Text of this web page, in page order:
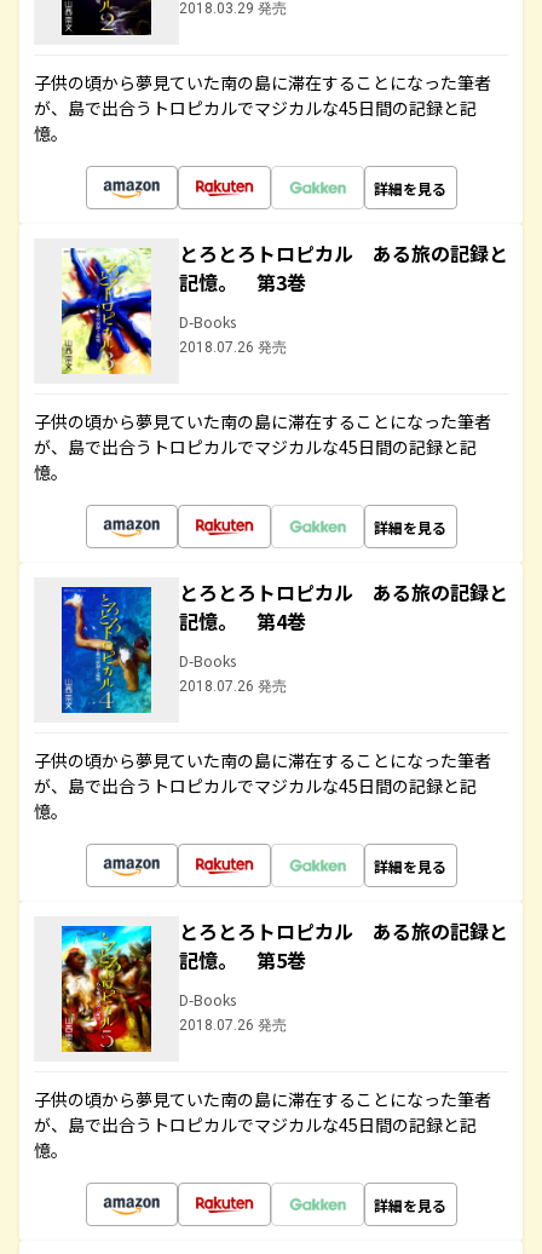
2018.03.29 発売
子供の頃から夢見ていた南の島に滞在することになった筆者
が、島で出合うトロピカルでマジカルな45日間の記録と記
憶。
詳細を見る
とろとろトロピカル ある旅の記録と
記憶。 第3巻
D-Books
2018.07.26 発売
子供の頃から夢見ていた南の島に滞在することになった筆者
が、島で出合うトロピカルでマジカルな45日間の記録と記
憶。
詳細を見る
とろとろトロピカル ある旅の記録と
記憶。 第4巻
D-Books
2018.07.26 発売
子供の頃から夢見ていた南の島に滞在することになった筆者
が、島で出合うトロピカルでマジカルな45日間の記録と記
憶。
詳細を見る
とろとろトロピカル ある旅の記録と
記憶。 第5巻
D-Books
2018.07.26 発売
子供の頃から夢見ていた南の島に滞在することになった筆者
が、島で出合うトロピカルでマジカルな45日間の記録と記
憶。
詳細を見る